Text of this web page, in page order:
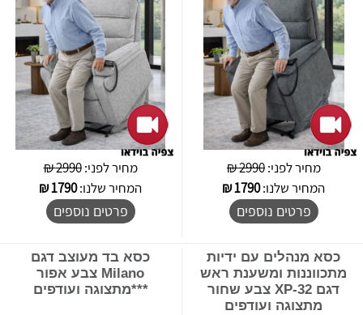
מחיר לפני:2990 ₪
המחיר שלנו:1790
₪
פרטים נוספים
מחיר לפני:2990 ₪
המחיר שלנו:1790
₪
פרטים נוספים
כסא מנהלים עם ידיות
מתכווננות ומשענת ראש
דגם XP-32 צבע שחור
מתצוגה ועודפים
כסא בד מעוצב דגם
Milano צבע אפור
***מתצוגה ועודפים